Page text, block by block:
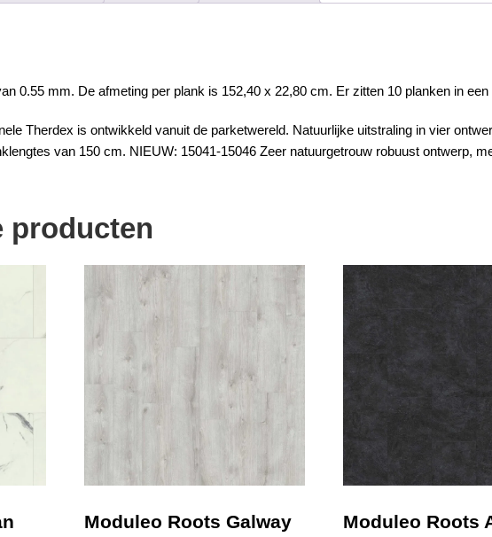
0.55 mm. De afmeting per plank is 152,40 x 22,80 cm. Er zitten 10 planken in
Therdex is ontwikkeld vanuit de parketwereld. Natuurlijke uitstraling in vier
van 150 cm. NIEUW: 15041-15046 Zeer natuurgetrouw robuust ontwerp,
producten
Moduleo Roots Galway
Moduleo Roots